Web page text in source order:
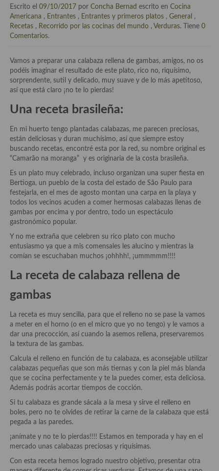
Especias, hierbas, condimentos, espesantes y aditivos
Historia de la gastronomía, platos celebres, cocineros, críticos,
Origen y evolución de la comida
Protocolo y buenas maneras.
Ocio – restaurantes, bares, tabernas
En El Candelero
Las opiniones de la «Cocinera»
Prensa
Recetas
Acompañamientos
Airfryer recetas
Aderezos, salsas, vinagretas, especias, hierbas aromáticas o
Especias, mezclas de especias
Aceites
Mojos y pastas
Sales y polvos
Salsas y mojos
Adobos
Aperitivos
Bebidas
Bocadillos, hamburguesas, sándwich, emparedados, tostas y
Escrito el 09/10/2017 por Concha Bernad escrito en Cocina
Americana , Entrantes , Entrantes y primeros platos , General
,
Recetas , Recorrido por las cocinas del mundo , Verduras. Tiene 0
Comentarios.
Vamos a preparar una calabaza rellena de gambas, amigos, no os
podéis imaginar el resultado de este plato, rico no, riquísimo,
sorprendente, sutil y delicado, muy suave y de lo más apetitoso,
así que está claro ¡no te lo pierdas!
Una receta brasileña:
En mi huerto tengo plantadas calabazas, me parecen preciosas,
están deliciosas y duran muchísimo, así que siempre estoy
buscando recetas, encontré esta por la red, su nombre original es
“Camarão na moranga” y es originaria de la costa brasileña.
Es un plato muy celebrado, incluso organizan una super fiesta en
Bertioga, un pueblo de la costa del estado de São Paulo para
festejarla, en el mes de agosto montan una carpa en la playa y
todos los vecinos acuden a comer hermosas calabazas llenas de
gambas por encima y por dentro, todo un espectáculo
gastronómico popular.
Y no me extraña que celebren su rico plato con mucho
entusiasmo ya que a mis comensales les alucino y mientras la
comían se escuchaban muchos ¡ohhhh!, ¡ummmmm!!!!
La receta de calabaza rellena de
gambas
La receta es muy sencilla, para que el relleno no se pase la vamos
a meter en el horno (o en el micro que yo no tengo) y le vamos a
dar una precocción, así cuando la asemos rellena, preservaremos
la textura de las gambas.
Calcula el relleno en función de tu calabaza, es aconsejable utilizar
calabazas pequeñas que son más tiernas y con la piel más blanda
que se cocina perfectamente y te la puedes comer, esta deliciosa.
Además podrás acortar tiempos de cocción.
Si tu calabaza es grande sácala a la mesa y sirve el relleno en
boles, pero no te olvides de retirar la carne de la calabaza que está
pegada a las paredes.
¡anímate y no te lo pierdas!!!! Estamos en temporada y hay en el
mercado unas calabazas preciosas y riquísimas.
Con esta receta hemos logrado nuestro objetivo, presentar otra